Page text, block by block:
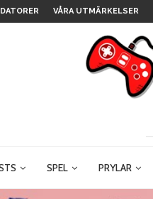
VÅRA UTMÄRKELSER
SPEL PRYLAR